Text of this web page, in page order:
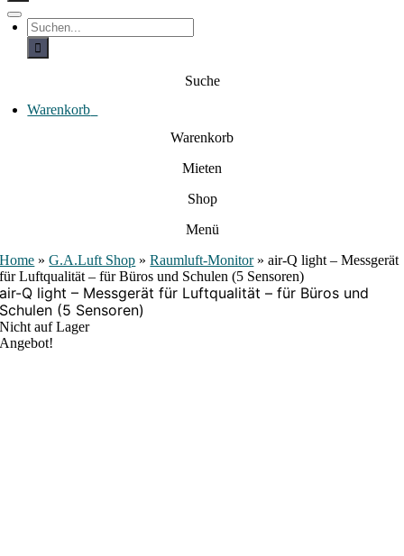
hT
o
a
S
u
h
c
h
Suche
Warenkorb
Warenkorb
Mieten
Shop
Menü
Home »G.A.Luft Shop »Raumluft-Monitor»air-Q light – Messgerät
für Luftqualität – für Büros und Schulen (5 Sensoren)
air-Q light – Messgerät für Luftqualität – für Büros und
Schulen (5 Sensoren)
Nicht auf Lager
Angebot!